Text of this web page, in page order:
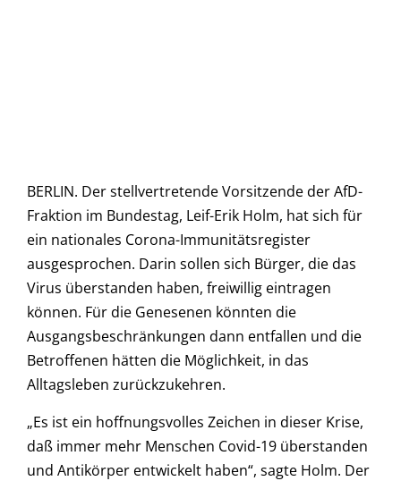
BERLIN. Der stellvertretende Vorsitzende der AfD-
Fraktion im Bundestag, Leif-Erik Holm, hat sich für
ein nationales Corona-Immunitätsregister
ausgesprochen. Darin sollen sich Bürger, die das
Virus überstanden haben, freiwillig eintragen
können. Für die Genesenen könnten die
Ausgangsbeschränkungen dann entfallen und die
Betroffenen hätten die Möglichkeit, in das
Alltagsleben zurückzukehren.
„Es ist ein hoffnungsvolles Zeichen in dieser Krise,
daß immer mehr Menschen Covid-19 überstanden
und Antikörper entwickelt haben“, sagte Holm. Der